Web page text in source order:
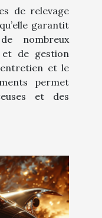
de relevage
garantit
nombreux
et de gestion
et le
permet
et des